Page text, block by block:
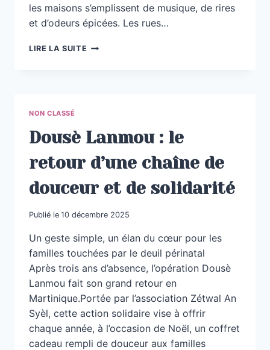
les maisons s’emplissent de musique, de rires
et d’odeurs épicées. Les rues…
LIRE LA SUITE NOËL
FÊTES
APRÈS
LA
PERTE
BÉBÉ
NON CLASSÉ
Dousè Lanmou : le
retour d’une chaîne de
douceur et de solidarité
Publié le 10 décembre 2025
Un geste simple, un élan du cœur pour les
familles touchées par le deuil périnatal
Après trois ans d’absence, l’opération Dousè
Lanmou fait son grand retour en
Martinique.Portée par l’association Zétwal An
Syèl, cette action solidaire vise à offrir
chaque année, à l’occasion de Noël, un coffret
cadeau rempli de douceur aux familles